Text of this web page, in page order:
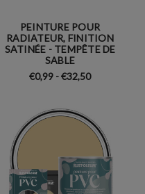
PEINTURE POUR
RADIATEUR, FINITION
SATINÉE - TEMPÊTE DE
SABLE
€0,99 - €32,50